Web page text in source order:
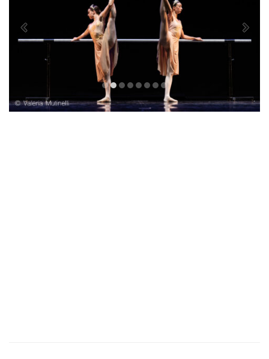
Previous Next